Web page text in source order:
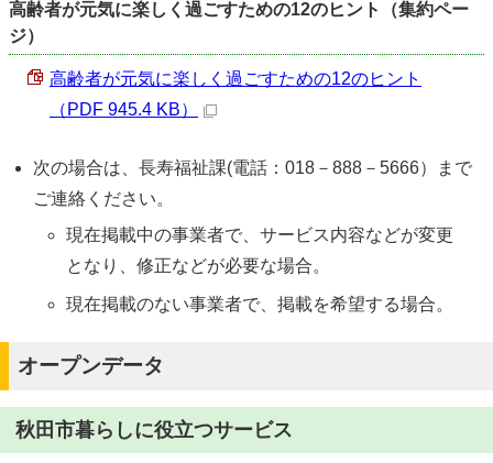
高齢者が元気に楽しく過ごすための12のヒント（集約ペー
ジ）
高齢者が元気に楽しく過ごすための12のヒント
（PDF 945.4 KB）
次の場合は、長寿福祉課(電話：018－888－5666）まで
ご連絡ください。
現在掲載中の事業者で、サービス内容などが変更
となり、修正などが必要な場合。
現在掲載のない事業者で、掲載を希望する場合。
オープンデータ
秋田市暮らしに役立つサービス